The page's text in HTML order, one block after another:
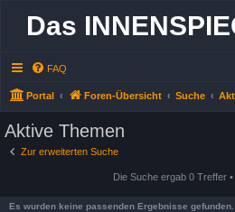
Das
FAQ
Portal Foren-Übersicht Suche
Aktive Themen
Zur erweiterten Suche
Die Suche ergab 0 Treffer •
Es wurden keine passenden Ergebnisse gefunden.